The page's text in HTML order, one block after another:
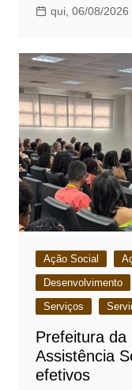
qui, 06/08/2026
Ação Social
Desenvolvimento
Serviços
Prefeitura da
Assistência
efetivos